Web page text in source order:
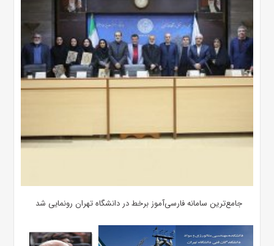
جامع‌ترین سامانه فارسی‌آموز برخط در دانشگاه تهران رونمایی شد